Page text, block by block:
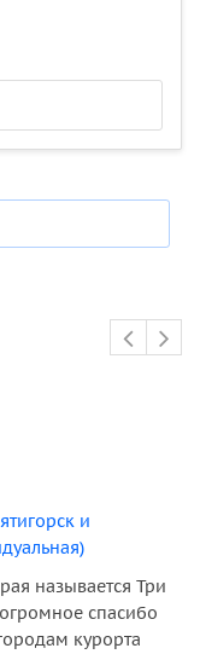
и
называется Три
спасибо
курорта